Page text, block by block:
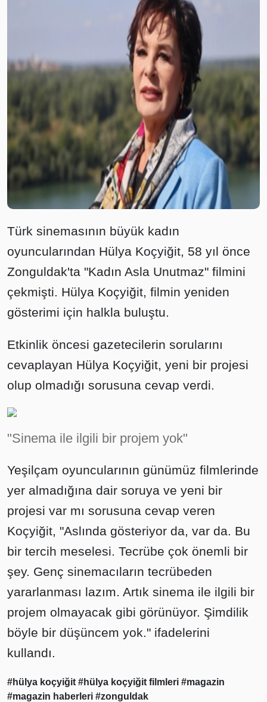
Türk sinemasının büyük kadın
oyuncularından Hülya Koçyiğit, 58 yıl önce
Zonguldak'ta "Kadın Asla Unutmaz" filmini
çekmişti. Hülya Koçyiğit, filmin yeniden
gösterimi için halkla buluştu.
Etkinlik öncesi gazetecilerin sorularını
cevaplayan Hülya Koçyiğit, yeni bir projesi
olup olmadığı sorusuna cevap verdi.
"Sinema ile ilgili bir projem yok"
Yeşilçam oyuncularının günümüz filmlerinde
yer almadığına dair soruya ve yeni bir
projesi var mı sorusuna cevap veren
Koçyiğit, "Aslında gösteriyor da, var da. Bu
bir tercih meselesi. Tecrübe çok önemli bir
şey. Genç sinemacıların tecrübeden
yararlanması lazım. Artık sinema ile ilgili bir
projem olmayacak gibi görünüyor. Şimdilik
böyle bir düşüncem yok." ifadelerini
kullandı.
#hülya koçyiğit #hülya koçyiğit filmleri #magazin
#magazin haberleri #zonguldak